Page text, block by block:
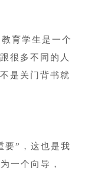
教育学生是一个
很多不同的人
是关门背书就
要”，这也是我
一个向导，